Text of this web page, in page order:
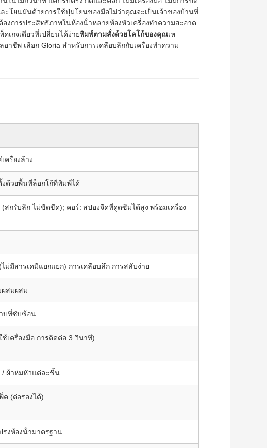
โยนมันด้วยการใช้ปุ่มโยนของมือไม่ว่าคุณจะเป็นเจ้าของบ้านที่
การประสิทธิภาพในห้องน้ําหลายห้องหัวเครื่องทําความสะอาด
คเกจเดียวที่เปลี่ยนได้ง่ายพิมพ์ตามสั่งด้วยโลโก้ของคุณเห
ชีพ เลือก Gloria สําหรับการเคลือบลึกกับเครื่องทําความ
ครื่องล้าง
ด้วยพื้นที่ล็อกโก้ที่พิมพ์ได้
(สกรับลึก ไม่ขีดขีด); คอร์: สปองจืดที่ดูดซึมได้สูง พร้อมเครื่อง
ม่มีสารเคมีแยกแยก) การเคลือบลึก การสลับง่าย
สมผสม
บที่ซับซ้อน
เครื่องมือ การติดต่อ 3 วินาที)
ผ้าห่มหัวแต่ละชิ้น
ค (ต่อรองได้)
รงห้องน้ํามาตรฐาน